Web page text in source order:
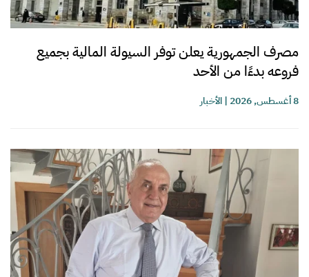
مصرف الجمهورية يعلن توفر السيولة المالية بجميع
فروعه بدءًا من الأحد
8 أغسطس, 2026 |الأخبار